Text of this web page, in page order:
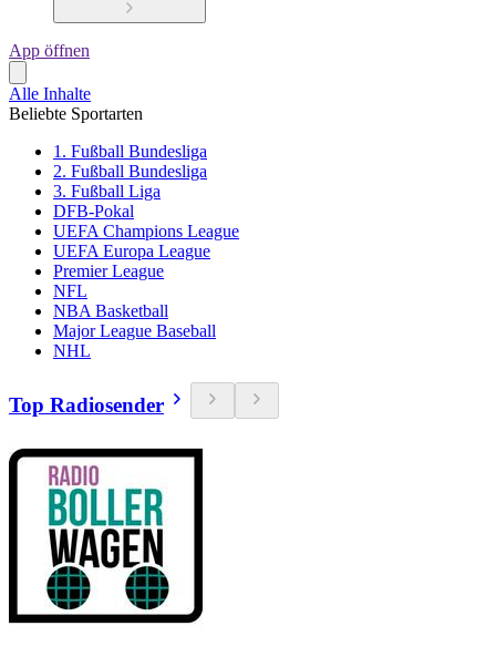
App öffnen
Alle Inhalte
Beliebte Sportarten
1. Fußball Bundesliga
2. Fußball Bundesliga
3. Fußball Liga
DFB-Pokal
UEFA Champions League
UEFA Europa League
Premier League
NFL
NBA Basketball
Major League Baseball
NHL
Top Radiosender